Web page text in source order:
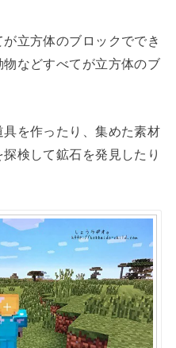
立方体のブロックででき
などすべてが立方体のブ
を作ったり、集めた素材
検して鉱石を発見したり